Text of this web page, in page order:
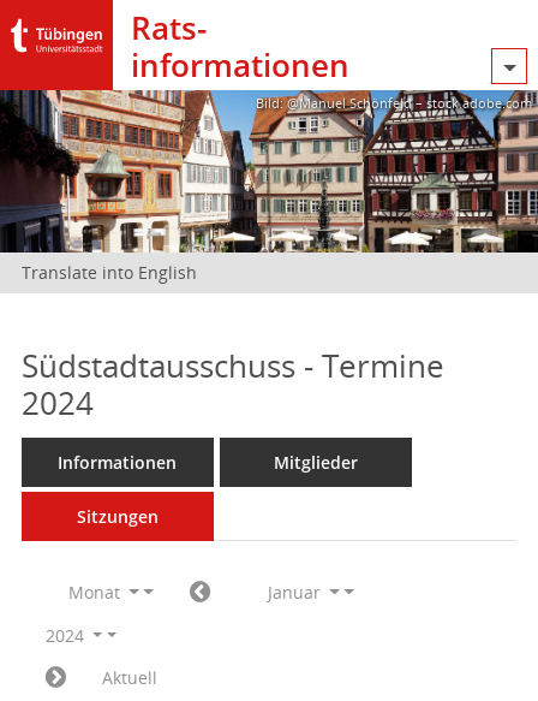
Rats­
informationen
Bild: @Manuel Schönfeld – stock.adobe.com
Translate into English
Südstadtausschuss - Termine
2024
Informationen Mitglieder
Sitzungen
Monat
Januar
2024
Aktuell